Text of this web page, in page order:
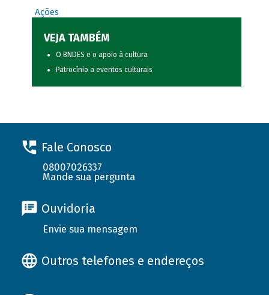
Ações
VEJA TAMBÉM
O BNDES e o apoio à cultura
Patrocínio a eventos culturais
Fale Conosco
08007026337
Mande sua pergunta
Ouvidoria
Envie sua mensagem
Outros telefones e endereços